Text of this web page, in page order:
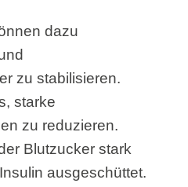
dazu
zu stabilisieren.
starke
zu reduzieren.
Blutzucker stark
ausgeschüttet.